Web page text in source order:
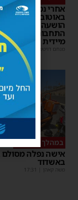
אחרי נסיעת
באוטובוס
הושעה מתפקידו
התחבורה הורה על
מיידית
מנחם דויטש 17:44 | 1 תגובות
במהלך העבודה
אישה נפלה
באשדוד
משה קאהן 17:31